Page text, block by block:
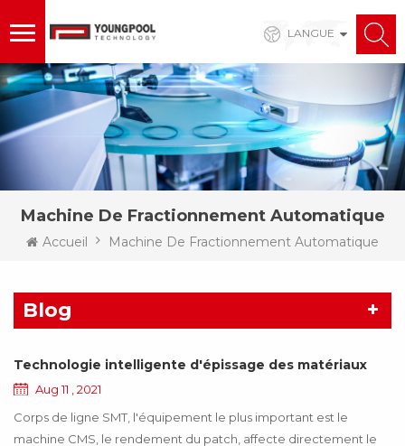
LANGUE
Machine De Fractionnement Automatique
Accueil Machine De Fractionnement Automatique
Blog
Technologie intelligente d'épissage des matériaux
Aug 11 , 2021
Corps de ligne SMT, l'équipement le plus important est le
machine CMS, le rendement du patch, affecte directement le